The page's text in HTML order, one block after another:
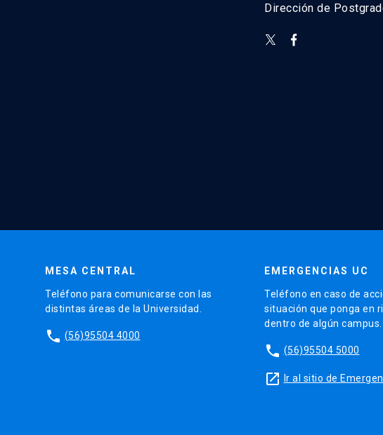
Dirección de
MESA CENTRAL
Teléfono para comunicarse con las
distintas áreas de la Universidad.
phone (56)95504 4000
EMERGENCIAS UC
Teléfono en caso de
situación que ponga en
dentro de algún campus.
phone (56)95504 5000
launch Ir al sitio de